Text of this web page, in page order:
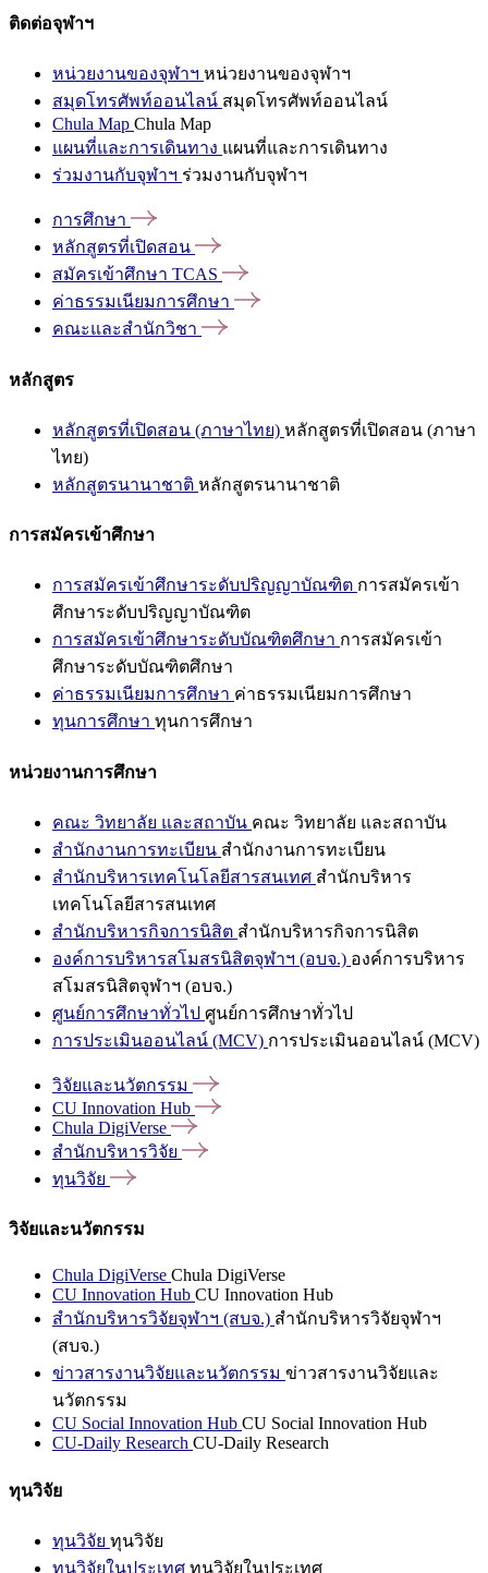
ติดต่อจุฬาฯ
หน่วยงานของจุฬาฯ หน่วยงานของจุฬาฯ
สมุดโทรศัพท์ออนไลน์ สมุดโทรศัพท์ออนไลน์
Chula Map Chula Map
แผนที่และการเดินทาง แผนที่และการเดินทาง
ร่วมงานกับจุฬาฯ ร่วมงานกับจุฬาฯ
การศึกษา
หลักสูตรที่เปิดสอน
สมัครเข้าศึกษา TCAS
ค่าธรรมเนียมการศึกษา
คณะและสำนักวิชา
หลักสูตร
หลักสูตรที่เปิดสอน (ภาษาไทย) หลักสูตรที่เปิดสอน (ภาษา
ไทย)
หลักสูตรนานาชาติ หลักสูตรนานาชาติ
การสมัครเข้าศึกษา
การสมัครเข้าศึกษาระดับปริญญาบัณฑิต การสมัครเข้า
ศึกษาระดับปริญญาบัณฑิต
การสมัครเข้าศึกษาระดับบัณฑิตศึกษา การสมัครเข้า
ศึกษาระดับบัณฑิตศึกษา
ค่าธรรมเนียมการศึกษา ค่าธรรมเนียมการศึกษา
ทุนการศึกษา ทุนการศึกษา
หน่วยงานการศึกษา
คณะ วิทยาลัย และสถาบัน คณะ วิทยาลัย และสถาบัน
สำนักงานการทะเบียน สำนักงานการทะเบียน
สำนักบริหารเทคโนโลยีสารสนเทศ สำนักบริหาร
เทคโนโลยีสารสนเทศ
สำนักบริหารกิจการนิสิต สำนักบริหารกิจการนิสิต
องค์การบริหารสโมสรนิสิตจุฬาฯ (อบจ.) องค์การบริหาร
สโมสรนิสิตจุฬาฯ (อบจ.)
ศูนย์การศึกษาทั่วไป ศูนย์การศึกษาทั่วไป
การประเมินออนไลน์ (MCV) การประเมินออนไลน์ (MCV)
วิจัยและนวัตกรรม
CU Innovation Hub
Chula DigiVerse
สำนักบริหารวิจัย
ทุนวิจัย
วิจัยและนวัตกรรม
Chula DigiVerse Chula DigiVerse
CU Innovation Hub CU Innovation Hub
สำนักบริหารวิจัยจุฬาฯ (สบจ.) สำนักบริหารวิจัยจุฬาฯ
(สบจ.)
ข่าวสารงานวิจัยและนวัตกรรม ข่าวสารงานวิจัยและ
นวัตกรรม
CU Social Innovation Hub CU Social Innovation Hub
CU-Daily Research CU-Daily Research
ทุนวิจัย
ทุนวิจัย ทุนวิจัย
ทุนวิจัยในประเทศ ทุนวิจัยในประเทศ